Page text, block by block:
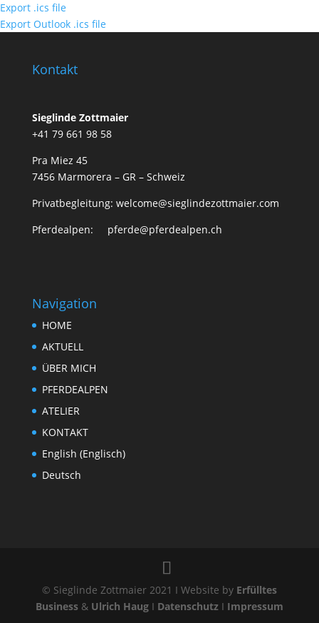
Export .ics file
Export Outlook .ics file
Kontakt
Sieglinde Zottmaier
+41 79 661 98 58
Pra Miez 45
7456 Marmorera – GR – Schweiz
Privatbegleitung: welcome@sieglindezottmaier.com
Pferdealpen: pferde@pferdealpen.ch
Navigation
HOME
AKTUELL
ÜBER MICH
PFERDEALPEN
ATELIER
KONTAKT
English (Englisch)
Deutsch
© Sieglinde Zottmaier 2021 I Website by Erfülltes
Business& Ulrich HaugI Datenschutz I Impressum